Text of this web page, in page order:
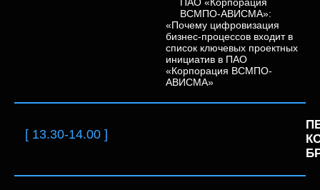
ПАО «Корпорация
ВСМПО-АВИСМА»:
«Почему цифровизация
бизнес-процессов входит в
список ключевых проектных
инициатив в ПАО
«Корпорация ВСМПО-
АВИСМА»
[ 13.30-14.00 ]